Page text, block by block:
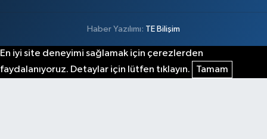
Haber Yazılımı: TE Bilişim
En iyi site deneyimi sağlamak için çerezlerden
faydalanıyoruz. Detaylar için lütfen tıklayın.
Tamam